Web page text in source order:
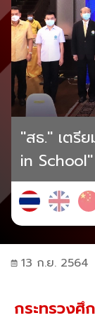
"สธ." เตรี
in
13 ก.ย. 2564
กระทรวงศึ